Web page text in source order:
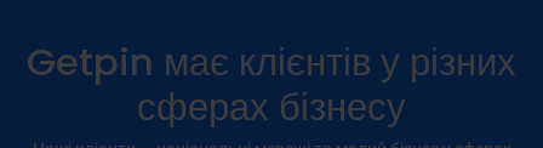
Getpin має клієнтів у різних
сферах бізнесу